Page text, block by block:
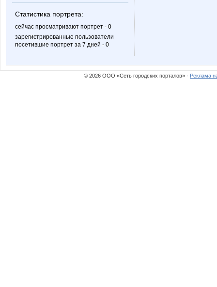
Статистика портрета:
сейчас просматривают портрет - 0
зарегистрированные пользователи
посетившие портрет за 7 дней - 0
© 2026 ООО «Сеть городских порталов» · Реклама